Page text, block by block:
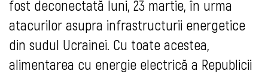
fost deconectată luni, 23 martie, în urma
atacurilor asupra infrastructurii energetice
din sudul Ucrainei. Cu toate acestea,
alimentarea cu energie electrică a Republicii